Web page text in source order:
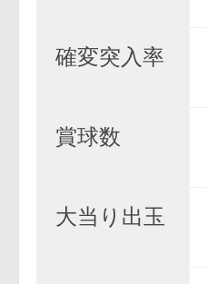
確変突入率
賞球数
大当り出玉